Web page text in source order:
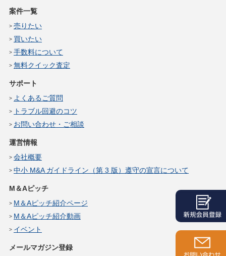
案件一覧
売りたい
買いたい
手数料について
無料クイック査定
サポート
よくあるご質問
トラブル回避のコツ
お問い合わせ・ご相談
運営情報
会社概要
中小 M&A ガイドライン（第 3 版）遵守の宣言について
M＆Aピッチ
M＆Aピッチ紹介ページ
M＆Aピッチ紹介動画
イベント
メールマガジン登録